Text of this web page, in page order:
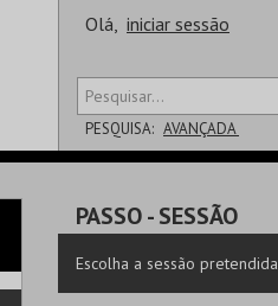
Olá, iniciar sessão
PESQUISA: AVANÇADA
PASSO- SESSÃO
Escolha a sessão pretendida